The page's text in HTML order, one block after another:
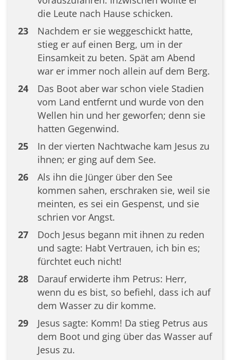
die Leute nach Hause schicken.
23
Nachdem er sie weggeschickt hatte,
stieg er auf einen Berg, um in der
Einsamkeit zu beten. Spät am Abend
war er immer noch allein auf dem Berg.
24
Das Boot aber war schon viele Stadien
vom Land entfernt und wurde von den
Wellen hin und her geworfen; denn sie
hatten Gegenwind.
25
In der vierten Nachtwache kam Jesus zu
ihnen; er ging auf dem See.
26
Als ihn die Jünger über den See
kommen sahen, erschraken sie, weil sie
meinten, es sei ein Gespenst, und sie
schrien vor Angst.
27
Doch Jesus begann mit ihnen zu reden
und sagte: Habt Vertrauen, ich bin es;
fürchtet euch nicht!
28
Darauf erwiderte ihm Petrus: Herr,
wenn du es bist, so befiehl, dass ich auf
dem Wasser zu dir komme.
29
Jesus sagte: Komm! Da stieg Petrus aus
dem Boot und ging über das Wasser auf
Jesus zu.